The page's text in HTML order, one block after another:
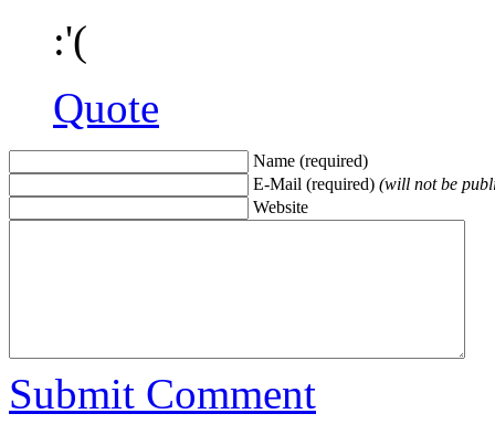
:'(
Quote
Name (required)
E-Mail (required) (will not be
Website
Submit Comment